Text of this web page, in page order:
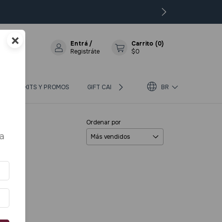
Entrá /
Registráte
Carrito (0)
$0
KITS Y PROMOS GIFT CARD BLOG SOBRE BIOTERRA
BR
Ordenar por
×